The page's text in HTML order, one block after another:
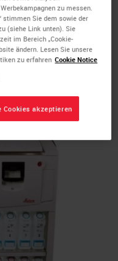
zu messen.
stimmen Sie dem sowie der
(siehe Link unten). Sie
im Bereich „Cookie-
ändern. Lesen Sie unsere
zu erfahren Cookie Notice
Cookies akzeptieren